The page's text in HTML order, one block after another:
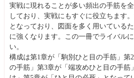
実戦に現れることが多い頻出の手筋を
しており、実戦にもすぐに役立ちます
となっており、図面を多く用いている
に強くなります。この一冊でライバル
い。
構成は第1章が「駒別ひと目の手筋」第
の手筋」第3章が「端攻めひと目の手筋